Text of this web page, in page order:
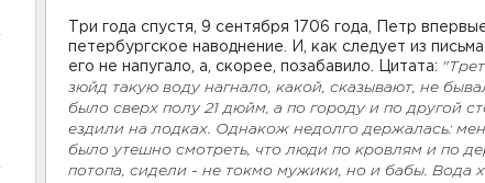
Три года спустя, 9 сентября 1706 года, Петр
петербургское наводнение. И, как следует из
его не напугало, а, скорее, позабавило. Цитата:
зюйд такую воду нагнало, какой, сказывают, не
было сверх полу 21 дюйм, а по городу и по другой
ездили на лодках. Однакож недолго держалась:
было утешно смотреть, что люди по кровлям и по
потопа, сидели - не токмо мужики, но и бабы. Вода